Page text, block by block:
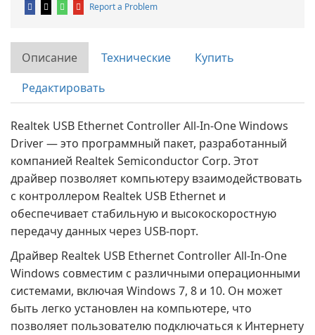
Report a Problem
Описание Технические
Купить
Редактировать
Realtek USB Ethernet Controller All-In-One Windows
Driver — это программный пакет, разработанный
компанией Realtek Semiconductor Corp. Этот
драйвер позволяет компьютеру взаимодействовать
с контроллером Realtek USB Ethernet и
обеспечивает стабильную и высокоскоростную
передачу данных через USB-порт.
Драйвер Realtek USB Ethernet Controller All-In-One
Windows совместим с различными операционными
системами, включая Windows 7, 8 и 10. Он может
быть легко установлен на компьютере, что
позволяет пользователю подключаться к Интернету